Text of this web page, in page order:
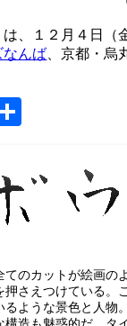
は、１２月４日（
なんば 、京都・烏
Hatena
てのカットが絵画の
押さえつけている。
るような景色と人